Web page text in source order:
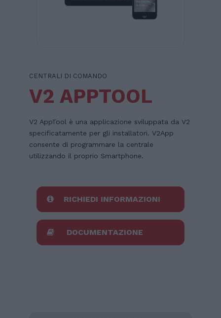
CENTRALI DI COMANDO
V2 APPTOOL
V2 AppTool è una applicazione sviluppata da V2
specificatamente per gli installatori. V2App
consente di programmare la centrale
utilizzando il proprio Smartphone.
RICHIEDI INFORMAZIONI
DOCUMENTAZIONE